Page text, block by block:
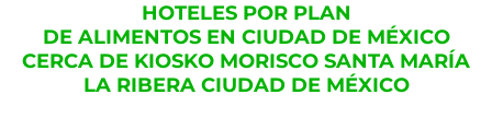
HOTELES POR PLAN
DE ALIMENTOS EN CIUDAD DE MÉXICO
CERCA DE KIOSKO MORISCO SANTA MARÍA
LA RIBERA CIUDAD DE MÉXICO